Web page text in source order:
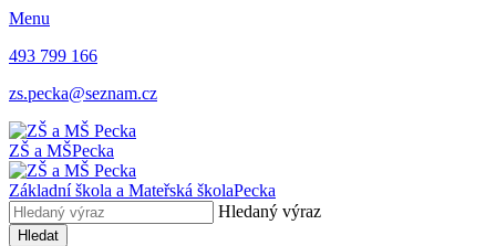
Menu
493 799 166
zs.pecka@seznam.cz
ZŠ a MŠPecka
Základní škola a Mateřská školaPecka
Hledaný výraz
Hledat